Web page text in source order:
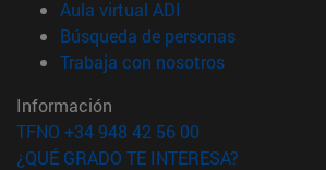
Aula virtual ADI
Búsqueda de personas(abre en
Trabaja con nosotros(abre en
Información
TFNO +34 948 42 56 00
¿QUÉ GRADO TE INTERESA?